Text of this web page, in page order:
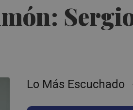
Lo Más Escuchado